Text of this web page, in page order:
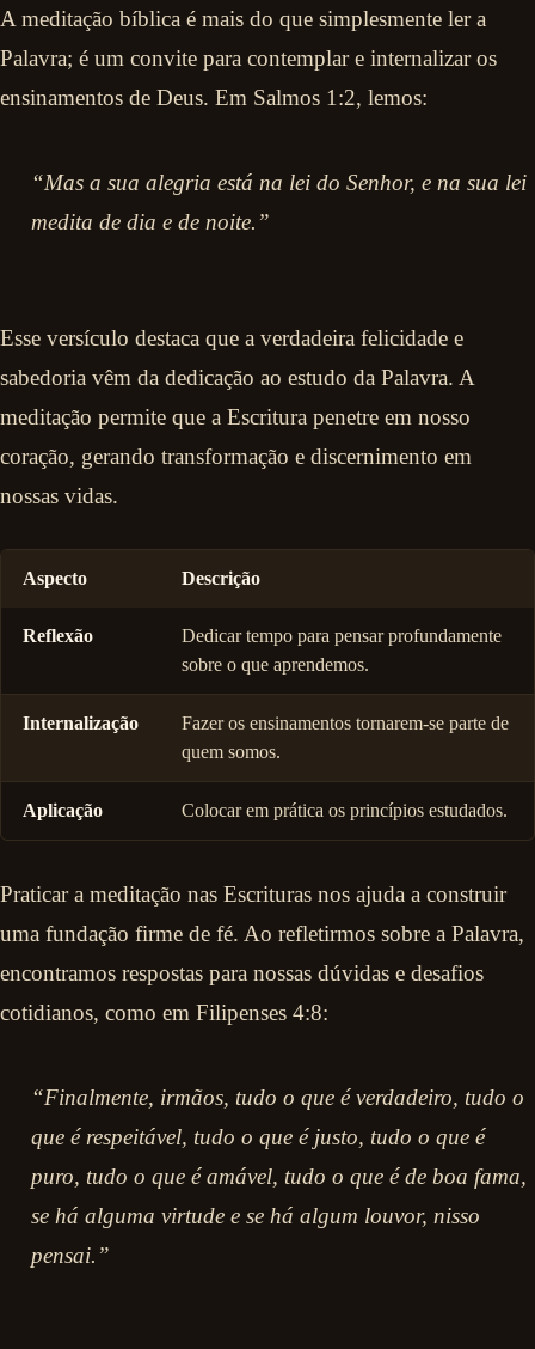
A meditação bíblica é mais do que simplesmente ler a
Palavra; é um convite para contemplar e internalizar os
ensinamentos de Deus. Em Salmos 1:2, lemos:
“Mas a sua alegria está na lei do Senhor, e na sua lei
medita de dia e de noite.”
Esse versículo destaca que a verdadeira felicidade e
sabedoria vêm da dedicação ao estudo da Palavra. A
meditação permite que a Escritura penetre em nosso
coração, gerando transformação e discernimento em
nossas vidas.
Aspecto Descrição
Reflexão
Dedicar tempo para pensar profundamente
sobre o que aprendemos.
Internalização
Fazer os ensinamentos tornarem-se parte de
quem somos.
Aplicação Colocar em prática os princípios estudados.
Praticar a meditação nas Escrituras nos ajuda a construir
uma fundação firme de fé. Ao refletirmos sobre a Palavra,
encontramos respostas para nossas dúvidas e desafios
cotidianos, como em Filipenses 4:8:
“Finalmente, irmãos, tudo o que é verdadeiro, tudo o
que é respeitável, tudo o que é justo, tudo o que é
puro, tudo o que é amável, tudo o que é de boa fama,
se há alguma virtude e se há algum louvor, nisso
pensai.”